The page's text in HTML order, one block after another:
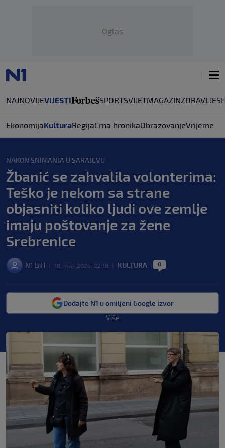
Oglas
NAJNOVIJEVIJESTI SPORTSVIJETMAGAZINZDRAVLJE
EkonomijaKulturaRegijaCrna hronikaObrazovanjeVrijeme
NAKON SNIMANJA U SARAJEVU
Žbanić se zahvalila volonterima:
Teško je nekom sa strane
objasniti koliko ljudi ove zemlje
imaju poštovanje za žene
Srebrenice
N1 BiH 10. maj. 2026. 22:18 KULTURA 0
Dodajte N1 u omiljeni Google izvor
Više